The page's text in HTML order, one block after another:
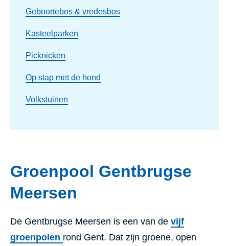
Geboortebos & vredesbos
Kasteelparken
Picknicken
Op stap met de hond
Volkstuinen
Groenpool Gentbrugse
Meersen
De Gentbrugse Meersen is een van de vijf
groenpolen rond Gent. Dat zijn groene, open